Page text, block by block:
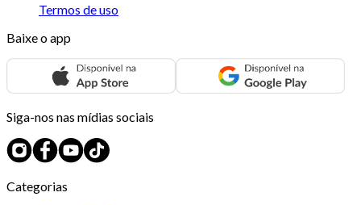
Termos de uso
Baixe o app
Siga-nos nas mídias sociais
Categorias